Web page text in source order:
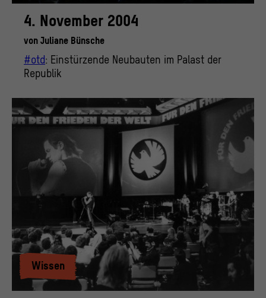
4. November 2004
von Juliane Bünsche
#otd: Einstürzende Neubauten im Palast der
Republik
Wissen